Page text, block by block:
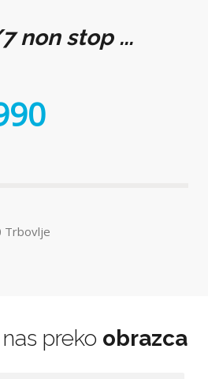
non stop ...
Trbovlje
preko obrazca